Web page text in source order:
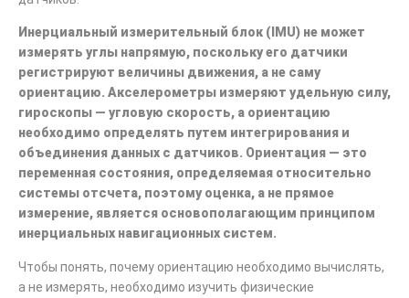
Инерциальный измерительный блок (IMU) не может
измерять углы напрямую, поскольку его датчики
регистрируют величины движения, а не саму
ориентацию. Акселерометры измеряют удельную силу,
гироскопы — угловую скорость, а ориентацию
необходимо определять путем интегрирования и
объединения данных с датчиков. Ориентация — это
переменная состояния, определяемая относительно
системы отсчета, поэтому оценка, а не прямое
измерение, является основополагающим принципом
инерциальных навигационных систем.
Чтобы понять, почему ориентацию необходимо вычислять,
а не измерять, необходимо изучить физические